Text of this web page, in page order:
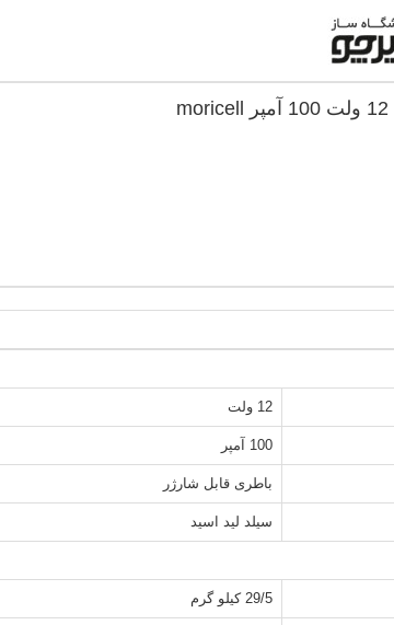
12 ولت
100 آمپر
باطری قابل شارژر
سیلد لید اسید
29/5 کیلو گرم